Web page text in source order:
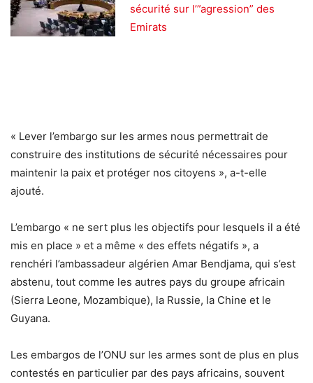
sécurité sur l’”agression” des
Emirats
« Lever l’embargo sur les armes nous permettrait de
construire des institutions de sécurité nécessaires pour
maintenir la paix et protéger nos citoyens », a-t-elle
ajouté.
L’embargo « ne sert plus les objectifs pour lesquels il a été
mis en place » et a même « des effets négatifs », a
renchéri l’ambassadeur algérien Amar Bendjama, qui s’est
abstenu, tout comme les autres pays du groupe africain
(Sierra Leone, Mozambique), la Russie, la Chine et le
Guyana.
Les embargos de l’ONU sur les armes sont de plus en plus
contestés en particulier par des pays africains, souvent